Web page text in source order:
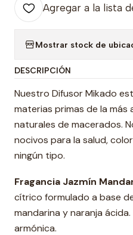
Agregar a la lista
Mostrar stock de
DESCRIPCIÓN
Nuestro Difusor Mikado
materias primas de la
naturales de macerados.
nocivos para la salud,
ningún tipo.
Fragancia Jazmín
cítrico formulado a base
mandarina y naranja
armónica.